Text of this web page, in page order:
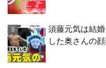
須藤元気は結
した奥さんの